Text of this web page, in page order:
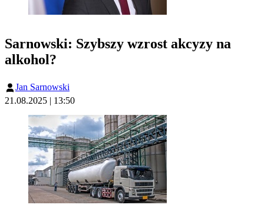
Sarnowski: Szybszy wzrost akcyzy na
alkohol?
Jan Sarnowski
21.08.2025 | 13:50